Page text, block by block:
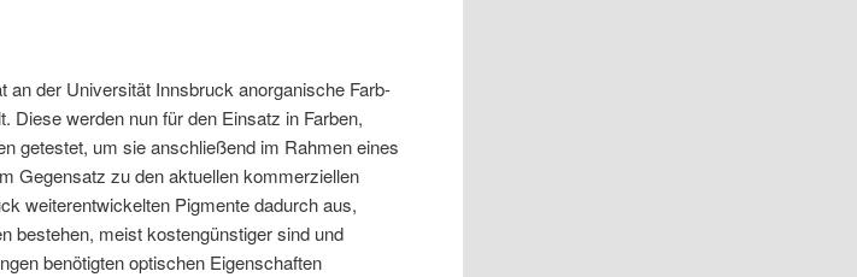
an der Universität Innsbruck anorganische Farb-
Diese werden nun für den Einsatz in Farben,
getestet, um sie anschließend im Rahmen eines
Gegensatz zu den aktuellen kommerziellen
weiterentwickelten Pigmente dadurch aus,
bestehen, meist kostengünstiger sind und
benötigten optischen Eigenschaften